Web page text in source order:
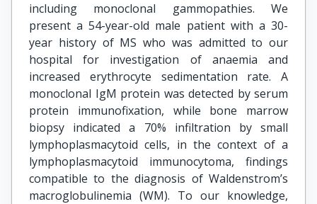
including monoclonal gammopathies. We
present a 54-year-old male patient with a 30-
year history of MS who was admitted to our
hospital for investigation of anaemia and
increased erythrocyte sedimentation rate. A
monoclonal IgM protein was detected by serum
protein immunofixation, while bone marrow
biopsy indicated a 70% infiltration by small
lymphoplasmacytoid cells, in the context of a
lymphoplasmacytoid immunocytoma, findings
compatible to the diagnosis of Waldenstrom’s
macroglobulinemia (WM). To our knowledge,